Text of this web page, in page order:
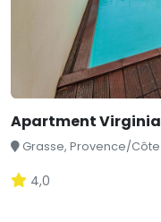
Apartment Virginia
Grasse, Provence/Côte
4,0